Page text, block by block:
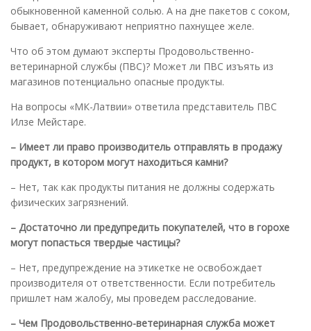
обыкновенной каменной солью. А на дне пакетов с соком,
бывает, обнаруживают неприятно пахнущее желе.
Что об этом думают эксперты Продовольственно-
ветеринарной службы (ПВС)? Может ли ПВС изъять из
магазинов потенциально опасные продукты.
На вопросы «МК-Латвии» ответила представитель ПВС
Илзе Мейстаре.
– Имеет ли право производитель отправлять в продажу
продукт, в котором могут находиться камни?
– Нет, так как продукты питания не должны содержать
физических загрязнений.
– Достаточно ли предупредить покупателей, что в горохе
могут попасться твердые частицы?
– Нет, предупреждение на этикетке не освобождает
производителя от ответственности. Если потребитель
пришлет нам жалобу, мы проведем расследование.
– Чем Продовольственно-ветеринарная служба может